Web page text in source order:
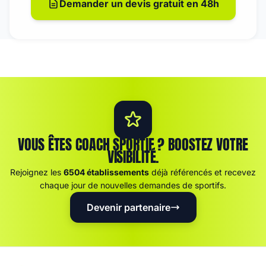
Demander un devis gratuit en 48h
VOUS ÊTES COACH SPORTIF ? BOOSTEZ VOTRE
VISIBILITÉ.
Rejoignez les 6504 établissements déjà référencés et recevez
chaque jour de nouvelles demandes de sportifs.
Devenir partenaire